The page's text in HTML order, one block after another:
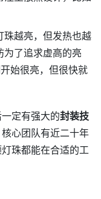
珠越亮，但发热也越
为了追求虚高的亮
始很亮，但很快就
定有强大的封装技
核心团队有近二十年
珠都能在合适的工